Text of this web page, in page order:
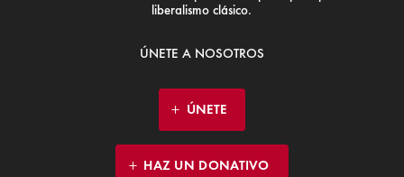
liberalismo clásico.
ÚNETE A NOSOTROS
ÚNETE
HAZ UN DONATIVO